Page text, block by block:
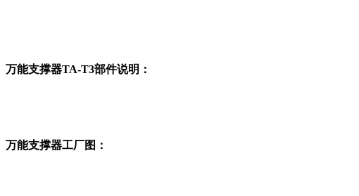
万能支撑器TA-T3部件说明：
万能支撑器工厂图：